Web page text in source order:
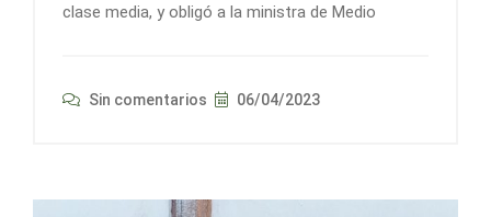
clase media, y obligó a la ministra de Medio
Sin comentarios 06/04/2023